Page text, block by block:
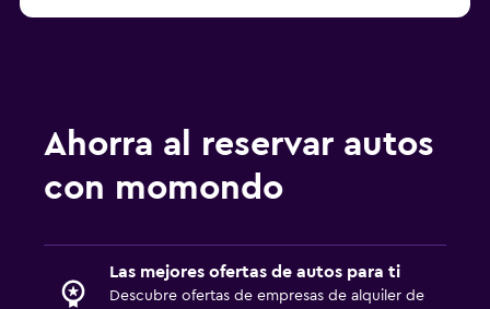
Ahorra al reservar autos
con momondo
Las mejores ofertas de autos para ti
Descubre ofertas de empresas de alquiler de